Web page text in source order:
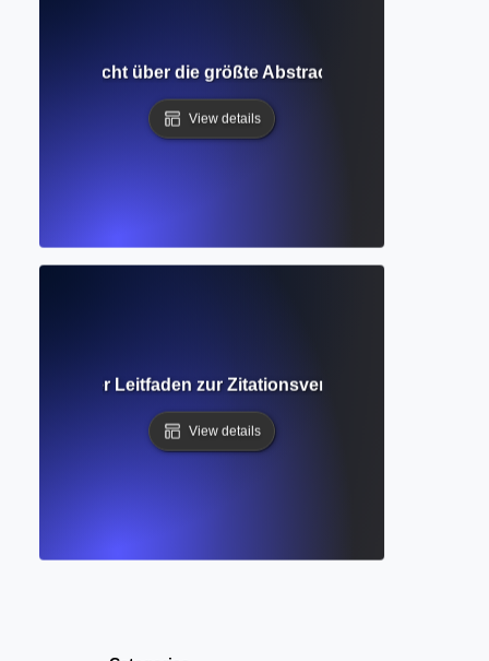
Übersicht über die größte Abstract- und
View details
Leitfaden zur Zitationsverfolgung und
View details